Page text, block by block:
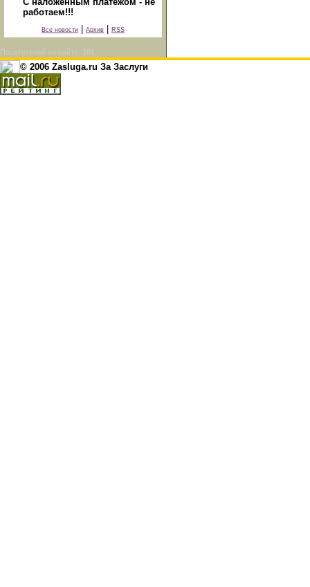
работаем!!!
Все новости Архив RSS
Посетителей на сайте: 101
© 2006 Zasluga.ru За Заслуги